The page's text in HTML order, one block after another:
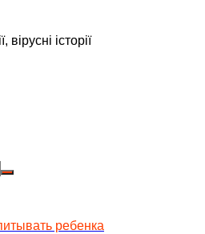
історії
ребенка